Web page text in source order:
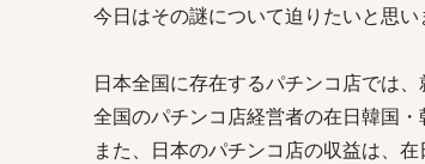
今日はその謎について迫りたいと思い
日本全国に存在するパチンコ店では
全国のパチンコ店経営者の在日韓国
また、日本のパチンコ店の収益は、